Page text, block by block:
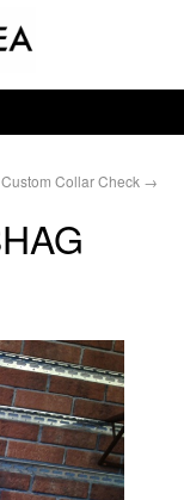
Custom Collar Check →